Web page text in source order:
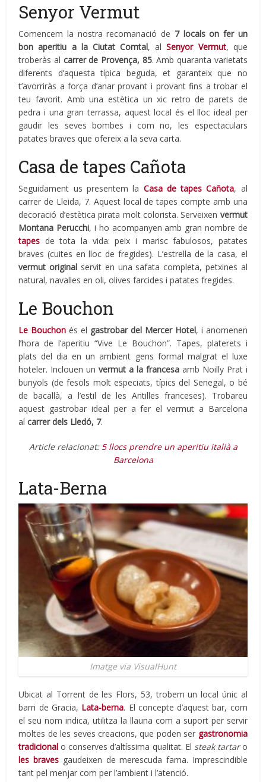
Senyor Vermut
Comencem la nostra recomanació de 7 locals on fer un
bon aperitiu a la Ciutat Comtal, alSenyor Vermut, que
troberàs al carrer de Provença, 85. Amb quaranta varietats
diferents d’aquesta típica beguda, et garanteix que no
t’avorriràs a força d’anar provant i provant fins a trobar el
teu favorit. Amb una estètica un xic retro de parets de
pedra i una gran terrassa, aquest local és el lloc ideal per
gaudir les seves bombes i com no, les espectaculars
patates braves que ofereix a la seva carta.
Casa de tapes Cañota
Seguidament us presentem la Casa de tapes Cañota, al
carrer de Lleida, 7. Aquest local de tapes compte amb una
decoració d’estètica pirata molt colorista. Serveixen vermut
Montana Perucchi, i ho acompanyen amb gran nombre de
tapes de tota la vida: peix i marisc fabulosos, patates
braves (cuites en lloc de fregides). L’estrella de la casa, el
vermut original servit en una safata completa, petxines al
natural, navalles en oli, olives farcides i patates fregides.
Le Bouchon
Le Bouchon és el gastrobar del Mercer Hotel, i anomenen
l’hora de l’aperitiu “Vive Le Bouchon”. Tapes, platerets i
plats del dia en un ambient gens formal malgrat el luxe
hoteler. Inclouen un vermut a la francesaamb Noilly Prat i
bunyols (de fesols molt especiats, típics del Senegal, o bé
de bacallà, a l’estil de les Antilles franceses). Trobareu
aquest gastrobar ideal per a fer el vermut a Barcelona
alcarrer dels Lledó, 7.
Article relacionat: 5 llocs prendre un aperitiu italià a
Barcelona
Lata-Berna
Imatge via VisualHunt
Ubicat al Torrent de les Flors, 53, trobem un local únic al
barri de Gracia, Lata-berna. El concepte d’aquest bar, com
el seu nom indica, utilitza la llauna com a suport per servir
moltes de les seves creacions, que poden ser gastronomia
tradicional o conserves d’altíssima qualitat. El steak tartaro
les braves gaudeixen de merescuda fama. Imprescindible
tant pel menjar com per l’ambient i l’atenció.